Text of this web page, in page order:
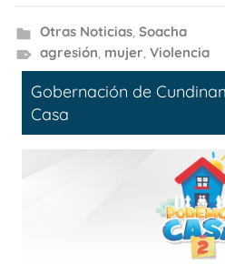
Otras Noticias, Soacha
agresión, mujer, Violencia
Gobernación de
Casa